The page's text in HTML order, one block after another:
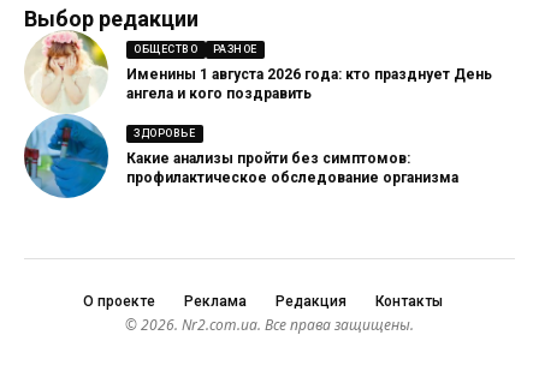
Выбор редакции
ОБЩЕСТВО РАЗНОЕ
Именины 1 августа 2026 года: кто празднует День
ангела и кого поздравить
ЗДОРОВЬЕ
Какие анализы пройти без симптомов:
профилактическое обследование организма
О проекте Реклама Редакция Контакты
© 2026. Nr2.com.ua. Все права защищены.